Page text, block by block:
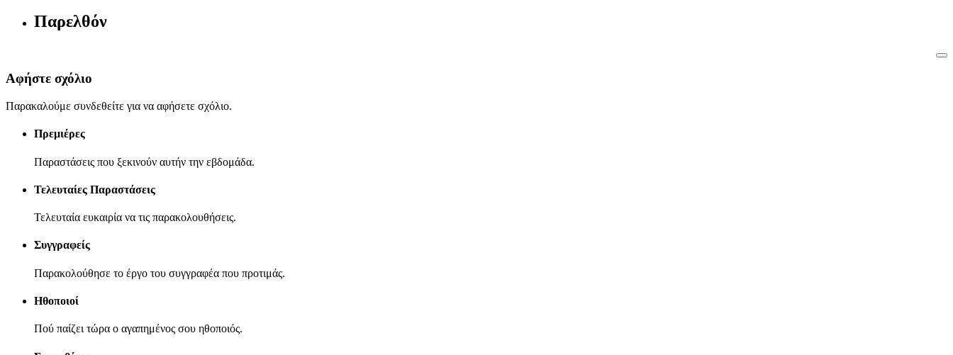
Παρελθόν
Αφήστε σχόλιο
Παρακαλούμε συνδεθείτε για να αφήσετε σχόλιο.
Πρεμιέρες
Παραστάσεις που ξεκινούν αυτήν την εβδομάδα.
Τελευταίες Παραστάσεις
Τελευταία ευκαιρία να τις παρακολουθήσεις.
Συγγραφείς
Παρακολούθησε το έργο του συγγραφέα που προτιμάς.
Ηθοποιοί
Πού παίζει τώρα ο αγαπημένος σου ηθοποιός.